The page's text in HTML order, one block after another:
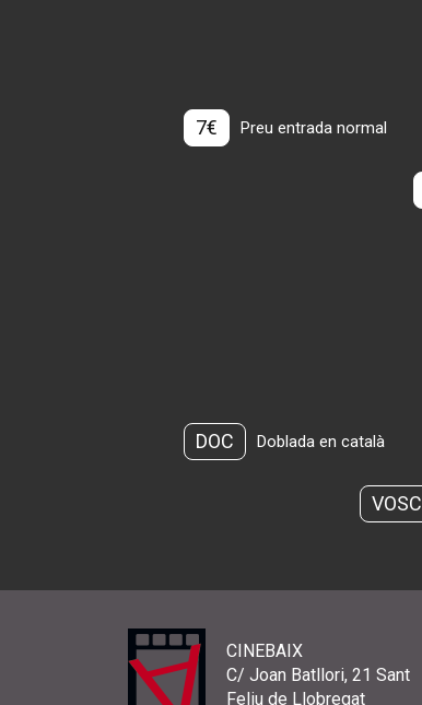
7€ Preu entrada normal
DOC Doblada en català
VOSC
CINEBAIX
C/ Joan Batllori, 21 Sant
Feliu de Llobregat